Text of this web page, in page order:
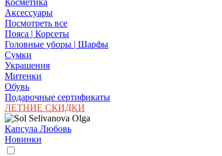
Косметика
Аксессуары
Посмотреть все
Пояса | Корсеты
Головные уборы | Шарфы
Сумки
Украшения
Митенки
Обувь
Подарочные сертификаты
ЛЕТНИЕ СКИДКИ
Капсула Любовь
Новинки